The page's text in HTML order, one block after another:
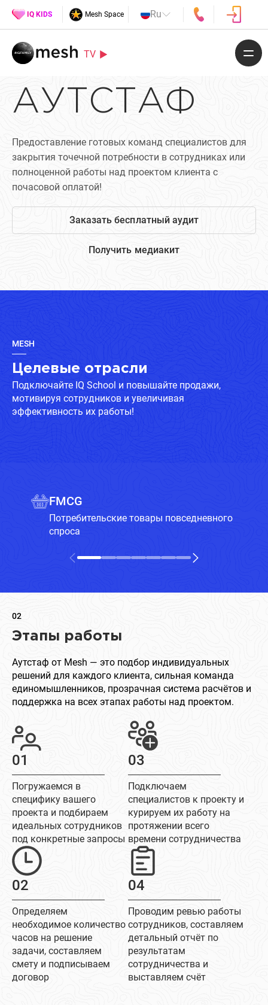
IQ KIDS Mesh Space Ru
TV
АУТСТАФ
Предоставление готовых команд специалистов для
закрытия точечной потребности в сотрудниках или
полноценной работы над проектом клиента с
почасовой оплатой!
Заказать бесплатный аудит
Получить медиакит
MESH
Целевые отрасли
Подключайте IQ School и повышайте продажи,
мотивируя сотрудников и увеличивая
эффективность их работы!
FMCG
Потребительские товары повседневного
спроса
02
Этапы работы
Аутстаф от Mesh — это подбор индивидуальных
решений для каждого клиента, сильная команда
единомышленников, прозрачная система расчётов и
поддержка на всех этапах работы над проектом.
01
Погружаемся в
специфику вашего
проекта и подбираем
идеальных сотрудников
под конкретные запросы
03
Подключаем
специалистов к проекту и
курируем их работу на
протяжении всего
времени сотрудничества
02
Определяем
необходимое количество
часов на решение
задачи, составляем
смету и подписываем
договор
04
Проводим ревью работы
сотрудников, составляем
детальный отчёт по
результатам
сотрудничества и
выставляем счёт